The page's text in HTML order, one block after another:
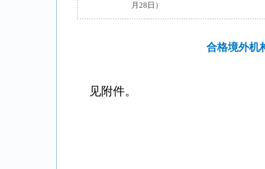
月28日）
合格境外机
见附件。